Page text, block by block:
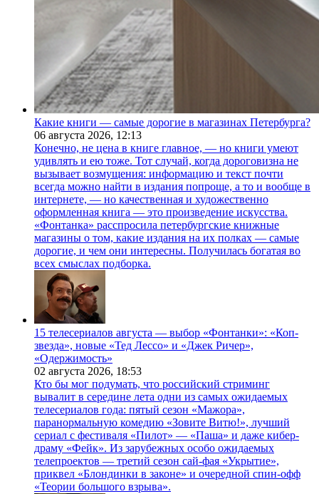
Какие книги — самые дорогие в магазинах Петербурга?
06 августа 2026, 12:13
Конечно, не цена в книге главное, — но книги умеют
удивлять и ею тоже. Тот случай, когда дороговизна не
вызывает возмущения: информацию и текст почти
всегда можно найти в издания попроще, а то и вообще в
интернете, — но качественная и художественно
оформленная книга — это произведение искусства.
«Фонтанка» расспросила петербургские книжные
магазины о том, какие издания на их полках — самые
дорогие, и чем они интересны. Получилась богатая во
всех смыслах подборка.
15 телесериалов августа — выбор «Фонтанки»: «Коп-
звезда», новые «Тед Лессо» и «Джек Ричер»,
«Одержимость»
02 августа 2026, 18:53
Кто бы мог подумать, что российский стриминг
вывалит в середине лета одни из самых ожидаемых
телесериалов года: пятый сезон «Мажора»,
паранормальную комедию «Зовите Витю!», лучший
сериал с фестиваля «Пилот» — «Паша» и даже кибер-
драму «Фейк». Из зарубежных особо ожидаемых
телепроектов — третий сезон сай-фая «Укрытие»,
приквел «Блондинки в законе» и очередной спин-офф
«Теории большого взрыва».